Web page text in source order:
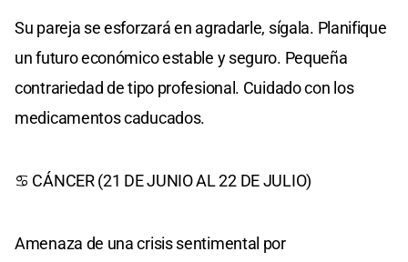
Su pareja se esforzará en agradarle, sígala. Planifique
un futuro económico estable y seguro. Pequeña
contrariedad de tipo profesional. Cuidado con los
medicamentos caducados.
♋ CÁNCER (21 DE JUNIO AL 22 DE JULIO)
Amenaza de una crisis sentimental por